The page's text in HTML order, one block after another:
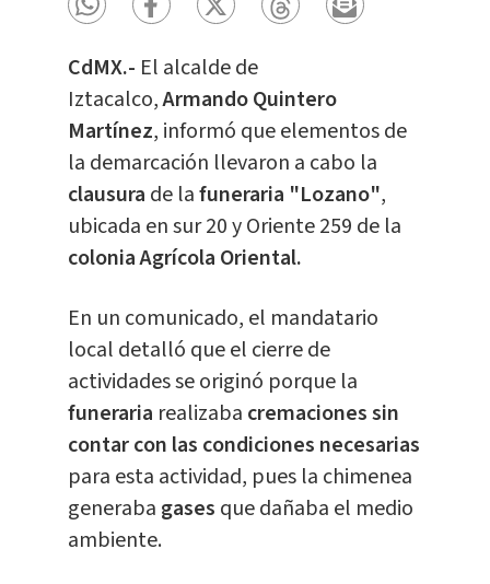
CdMX.- El alcalde de
Iztacalco,Armando Quintero
Martínez, informó que elementos de
la demarcación llevaron a cabo la
clausura de lafuneraria "Lozano",
ubicada en sur 20 y Oriente 259 de la
colonia Agrícola Oriental.
En un comunicado, el mandatario
local detalló que el cierre de
actividades se originó porque la
funeraria realizaba cremaciones sin
contar con las condiciones necesarias
para esta actividad, pues la chimenea
generaba gases que dañaba el medio
ambiente.